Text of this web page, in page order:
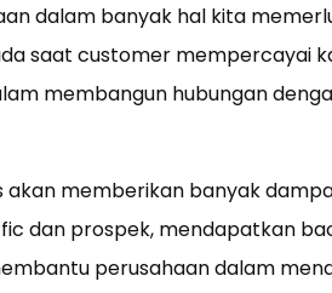
dalam banyak hal kita
saat customer mempercayai
membangun hubungan
memberikan banyak
dan prospek, mendapatkan
perusahaan dalam